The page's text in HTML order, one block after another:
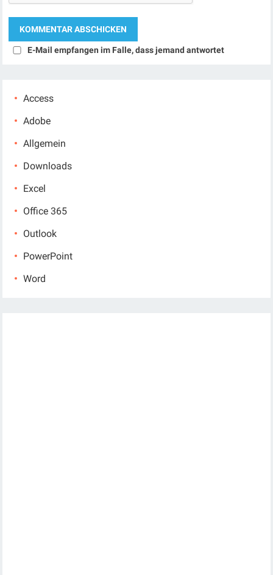
E-Mail empfangen im Falle, dass jemand antwortet
Access
Adobe
Allgemein
Downloads
Excel
Office 365
Outlook
PowerPoint
Word